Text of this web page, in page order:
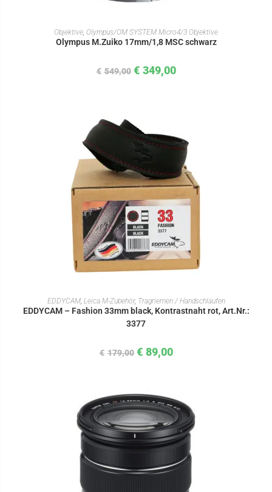
IN DEN WARENKORB
Objektive, Olympus/OM SYSTEM Micro4/3 Objektive
Olympus M.Zuiko 17mm/1,8 MSC schwarz
€ 549,00 € 349,00
IN DEN WARENKORB
EDDYCAM, Leica M-Zubehör, Tragriemen / Handschlaufen
EDDYCAM – Fashion 33mm black, Kontrastnaht rot, Art.Nr.:
3377
€ 179,00 € 89,00